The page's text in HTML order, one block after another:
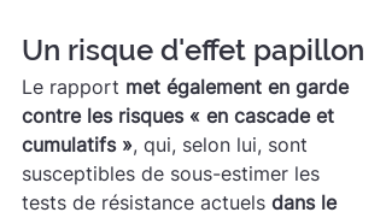
Un risque d'effet papillon
Le rapport met également en garde
contre les risques « en cascade et
cumulatifs », qui, selon lui, sont
susceptibles de sous-estimer les
tests de résistance actuels dans le